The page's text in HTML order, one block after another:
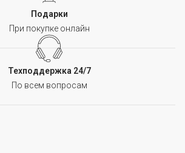
Подарки
При покупке онлайн
Техподдержка 24/7
По всем вопросам